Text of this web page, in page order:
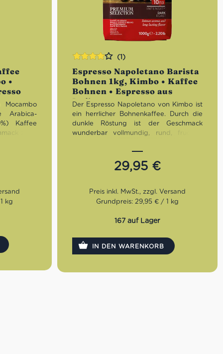
•
Mocambo
Arabica-
Kaffee
zeigt
sich
Kakao.
kg
Espresso Napoletano Barista
Bohnen 1kg, Kimbo • Kaffee
Bohnen • Espresso aus
Italien
(1)
Der Espresso Napoletano von Kimbo ist
ein herrlicher Bohnenkaffee. Durch die
dunkle Röstung ist der Geschmack
wunderbar vollmundig, rund, fruchtig
Bilderbuch, die Säure ist sehr
zurückhaltend.
Geschmack:Vollmundig, intensiv,
zurückhaltende Säure
29,95 €
Bewertet
mit4.00
von 5
Grundpreis: 29,95 € / 1 kg
167 auf Lager
IN DEN WARENKORB